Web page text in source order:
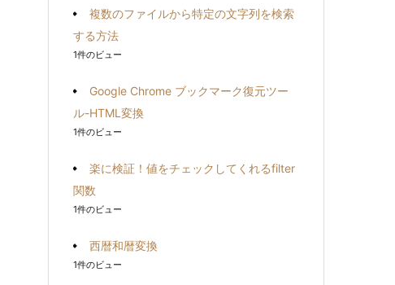
複数のファイルから特定の文字列を検索
する方法
1件のビュー
Google Chrome ブックマーク復元ツー
ル-HTML変換
1件のビュー
楽に検証！値をチェックしてくれるfilter
関数
1件のビュー
西暦和暦変換
1件のビュー